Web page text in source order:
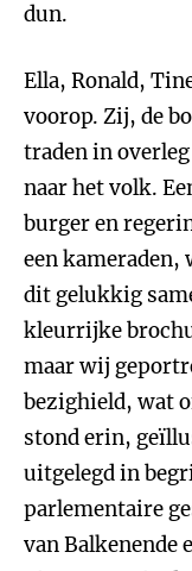
dun.
Ella, Ronald,
voorop. Zij, de
traden in
naar het volk.
burger en
een
dit gelukkig
kleurrijke
maar wij
bezighield, wat
stond erin,
uitgelegd in
parlementaire
van Balkenende